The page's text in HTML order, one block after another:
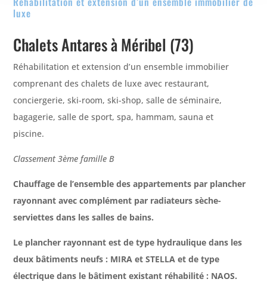
luxe
Chalets Antares à Méribel (73)
Réhabilitation et extension d’un ensemble immobilier
comprenant des chalets de luxe avec restaurant,
conciergerie, ski-room, ski-shop, salle de séminaire,
bagagerie, salle de sport, spa, hammam, sauna et
piscine.
Classement 3ème famille B
Chauffage de l’ensemble des appartements par plancher
rayonnant avec complément par radiateurs sèche-
serviettes dans les salles de bains.
Le plancher rayonnant est de type hydraulique dans les
deux bâtiments neufs : MIRA et STELLA et de type
électrique dans le bâtiment existant réhabilité : NAOS.